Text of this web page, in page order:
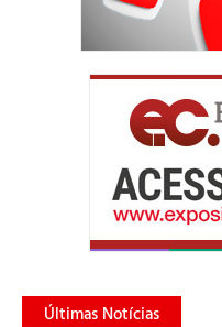
Últimas Notícias